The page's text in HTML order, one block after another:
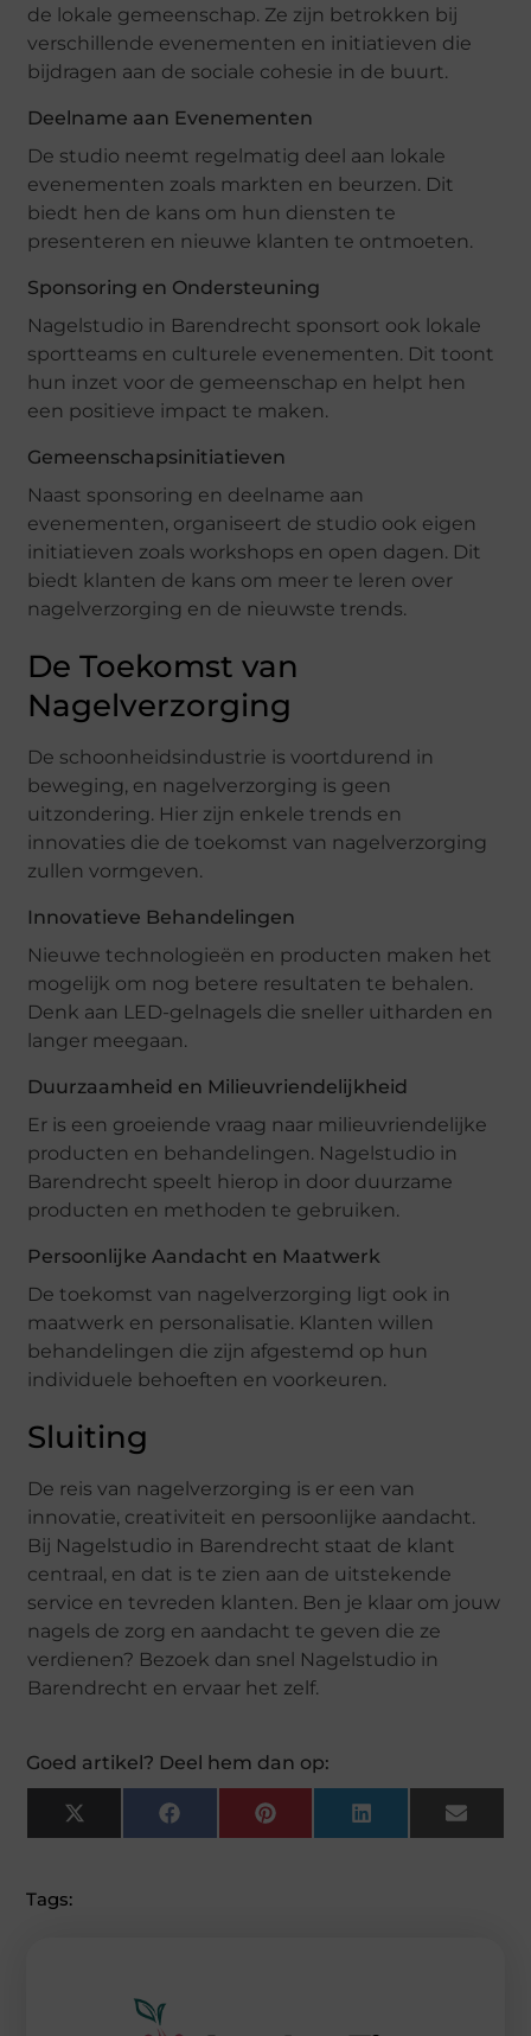
de lokale gemeenschap. Ze zijn betrokken bij
verschillende evenementen en initiatieven die
bijdragen aan de sociale cohesie in de buurt.
Deelname aan Evenementen
De studio neemt regelmatig deel aan lokale
evenementen zoals markten en beurzen. Dit
biedt hen de kans om hun diensten te
presenteren en nieuwe klanten te ontmoeten.
Sponsoring en Ondersteuning
Nagelstudio in Barendrecht sponsort ook lokale
sportteams en culturele evenementen. Dit toont
hun inzet voor de gemeenschap en helpt hen
een positieve impact te maken.
Gemeenschapsinitiatieven
Naast sponsoring en deelname aan
evenementen, organiseert de studio ook eigen
initiatieven zoals workshops en open dagen. Dit
biedt klanten de kans om meer te leren over
nagelverzorging en de nieuwste trends.
De Toekomst van
Nagelverzorging
De schoonheidsindustrie is voortdurend in
beweging, en nagelverzorging is geen
uitzondering. Hier zijn enkele trends en
innovaties die de toekomst van nagelverzorging
zullen vormgeven.
Innovatieve Behandelingen
Nieuwe technologieën en producten maken het
mogelijk om nog betere resultaten te behalen.
Denk aan LED-gelnagels die sneller uitharden en
langer meegaan.
Duurzaamheid en Milieuvriendelijkheid
Er is een groeiende vraag naar milieuvriendelijke
producten en behandelingen. Nagelstudio in
Barendrecht speelt hierop in door duurzame
producten en methoden te gebruiken.
Persoonlijke Aandacht en Maatwerk
De toekomst van nagelverzorging ligt ook in
maatwerk en personalisatie. Klanten willen
behandelingen die zijn afgestemd op hun
individuele behoeften en voorkeuren.
Sluiting
De reis van nagelverzorging is er een van
innovatie, creativiteit en persoonlijke aandacht.
Bij Nagelstudio in Barendrecht staat de klant
centraal, en dat is te zien aan de uitstekende
service en tevreden klanten. Ben je klaar om jouw
nagels de zorg en aandacht te geven die ze
verdienen? Bezoek dan snel Nagelstudio in
Barendrecht en ervaar het zelf.
Goed artikel? Deel hem dan op:
X
(
F
A
P
I
L
I
E
M
Tags: